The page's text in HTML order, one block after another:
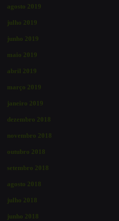
agosto 2019
julho 2019
junho 2019
maio 2019
abril 2019
março 2019
janeiro 2019
dezembro 2018
novembro 2018
outubro 2018
setembro 2018
agosto 2018
julho 2018
junho 2018